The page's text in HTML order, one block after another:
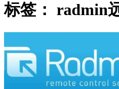
标签： radmin